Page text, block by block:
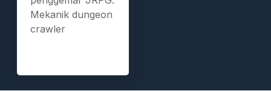
Mekanik dungeon
crawler